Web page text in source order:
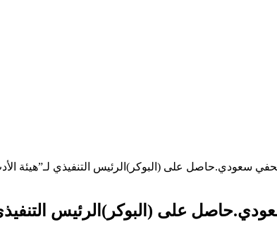
سعودي.حاصل على (البوكر)الرئيس التنفيذي لـ”هيئة
على (البوكر)الرئيس التنفيذي